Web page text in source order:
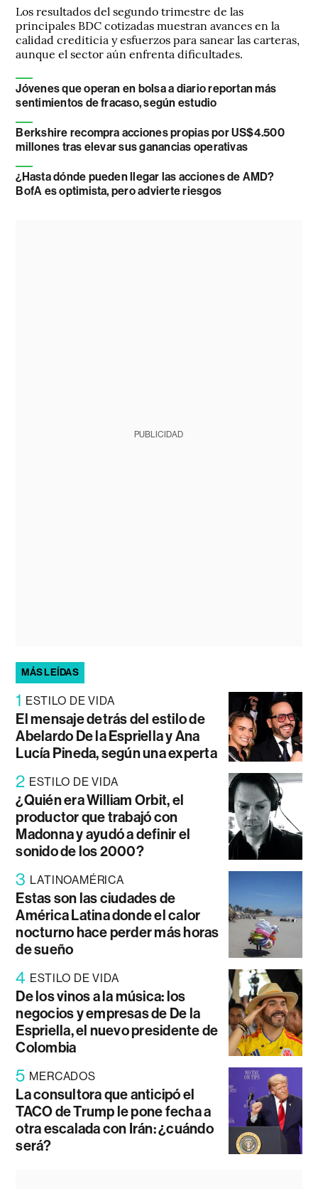
Los resultados del segundo trimestre de las
principales BDC cotizadas muestran avances en la
calidad crediticia y esfuerzos para sanear las carteras,
aunque el sector aún enfrenta dificultades.
Jóvenes que operan en bolsa a diario reportan más
sentimientos de fracaso, según estudio
Berkshire recompra acciones propias por US$4.500
millones tras elevar sus ganancias operativas
¿Hasta dónde pueden llegar las acciones de AMD?
BofA es optimista, pero advierte riesgos
PUBLICIDAD
MÁS LEÍDAS
1 ESTILO DE VIDA
El mensaje detrás del estilo de
Abelardo De la Espriella y Ana
Lucía Pineda, según una experta
2 ESTILO DE VIDA
¿Quién era William Orbit, el
productor que trabajó con
Madonna y ayudó a definir el
sonido de los 2000?
3 LATINOAMÉRICA
Estas son las ciudades de
América Latina donde el calor
nocturno hace perder más horas
de sueño
4 ESTILO DE VIDA
De los vinos a la música: los
negocios y empresas de De la
Espriella, el nuevo presidente de
Colombia
5 MERCADOS
La consultora que anticipó el
TACO de Trump le pone fecha a
otra escalada con Irán: ¿cuándo
será?